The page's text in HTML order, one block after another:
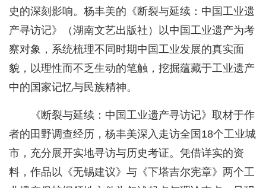
史的深刻影响。杨丰美的《断裂与延续：中国工业遗
产寻访记》（湖南文艺出版社）以中国工业遗产为考
察对象，系统梳理不同时期中国工业发展的真实面
貌，以理性而不乏生动的笔触，挖掘蕴藏于工业遗产
中的国家记忆与民族精神。
《断裂与延续：中国工业遗产寻访记》取材于作
者的田野调查经历，杨丰美深入走访全国18个工业城
市，充分展开实地寻访与历史考证。凭借详实的资
料，作品以《无锡建议》与《下塔吉尔宪章》两个工